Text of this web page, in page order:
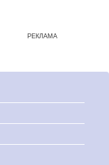
РЕКЛАМА